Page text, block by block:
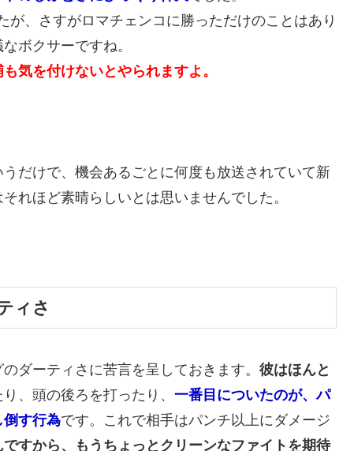
、さすがロマチェンコに勝っただけのことはあり
ボクサーですね。
気を付けないとやられますよ。
だけで、機会あるごとに何度も放送されていて新
れほど素晴らしいとは思いませんでした。
ィさ
ダーティさに苦言を呈しておきます。 彼はほんと
、頭の後ろを打ったり、 一番目についたのが、パ
倒す行為です。これで相手はパンチ以上にダメージ
ですから、もうちょっとクリーンなファイトを期待